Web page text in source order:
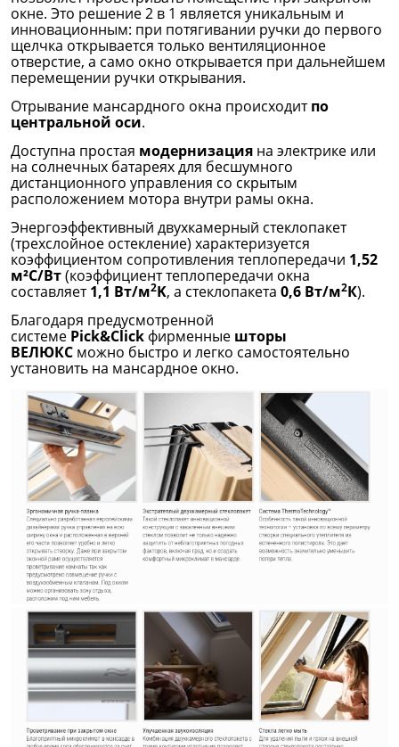
окне. Это решение 2 в 1 является уникальным и
инновационным: при потягивании ручки до первого
щелчка открывается только вентиляционное
отверстие, а само окно открывается при дальнейшем
перемещении ручки открывания.
Отрывание мансардного окна происходитпо
центральной оси.
Доступна простая модернизация на электрике или
на солнечных батареях для бесшумного
дистанционного управления со скрытым
расположением мотора внутри рамы окна.
Энергоэффективный двухкамерный стеклопакет
(трехслойное остекление) характеризуется
коэффициентом сопротивления теплопередачи 1,52
м²С/Вт(коэффициент теплопередачи окна
составляет1,1 Вт/м2K, а стеклопакета 0,6 Вт/м2К).
Благодаря предусмотренной
системеPick&Click фирменные шторы
ВЕЛЮКС можно быстро и легко самостоятельно
установить на мансардное окно.